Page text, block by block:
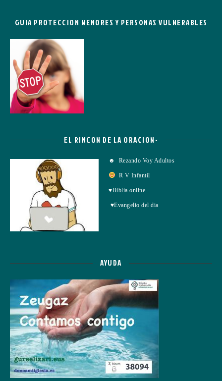
GUIA PROTECCION MENORES Y PERSONAS VULNERABLES
EL RINCON DE LA ORACION-
☻ Rezando Voy Adultos
R V Infantil
♥Biblia online
♥Evangelio del dia
AYUDA